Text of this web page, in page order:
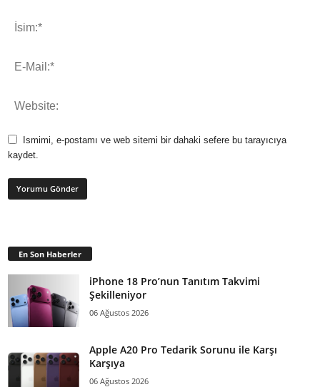
Ismimi, e-postamı ve web sitemi bir dahaki sefere bu tarayıcıya
kaydet.
En Son Haberler
iPhone 18 Pro’nun Tanıtım Takvimi
Şekilleniyor
06 Ağustos 2026
Apple A20 Pro Tedarik Sorunu ile Karşı
Karşıya
06 Ağustos 2026